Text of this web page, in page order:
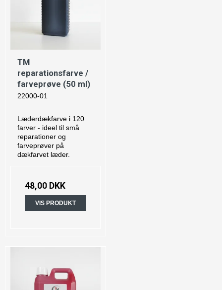
TM
reparationsfarve /
farveprøve (50 ml)
22000-01
Læderdækfarve i 120
farver - ideel til små
reparationer og
farveprøver på
dækfarvet læder.
48,00 DKK
VIS PRODUKT